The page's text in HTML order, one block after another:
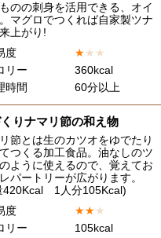
のの刺身を活用できる、オイ
マグロでつくれば自家製ツナ
上がり!
度
★★ ★
リー
360kcal
時間
60分以上
りナマリ節の和え物
節とは生のカツオをゆでたり
つくる加工食品。油なしのツ
ように使えるので、覚えてお
パートリーが広がります。
420Kcal 1人分105Kcal)
度
★★★
リー
105kcal